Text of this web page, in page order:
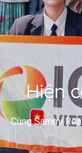
Hiện
Cùng Sammi